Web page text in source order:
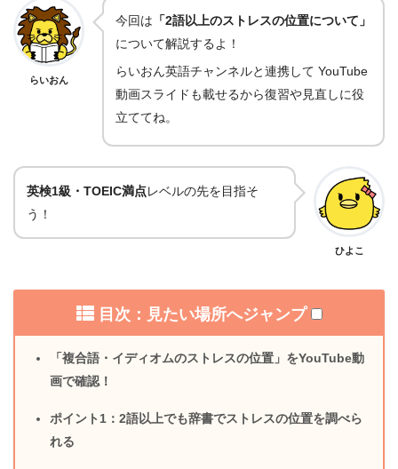
らいおん
今回は 「2語以上のストレスの位置について」
について解説するよ！
らいおん英語チャンネルと連携して YouTube
動画スライドも載せるから復習や見直しに役
立ててね。
英検1級・TOEIC満点レベルの先を目指そ
う！
ひよこ
目次：見たい場所へジャンプ
「複合語・イディオムのストレスの位置」をYouTube動
画で確認！
ポイント1：2語以上でも辞書でストレスの位置を調べら
れる